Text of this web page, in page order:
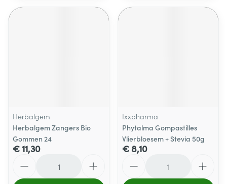
Herbalgem
Herbalgem Zangers Bio
Gommen 24
€ 11,30
Ixxpharma
Phytalma Gompastilles
Vlierbloesem + Stevia 50g
€ 8,10